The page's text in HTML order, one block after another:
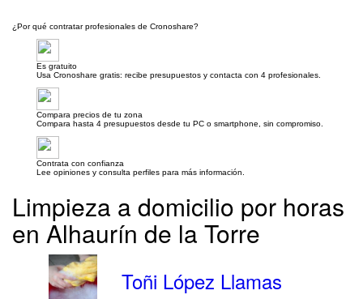
¿Por qué contratar profesionales de Cronoshare?
Es gratuito
Usa Cronoshare gratis: recibe presupuestos y contacta con 4 profesionales.
Compara precios de tu zona
Compara hasta 4 presupuestos desde tu PC o smartphone, sin compromiso.
Contrata con confianza
Lee opiniones y consulta perfiles para más información.
Limpieza a domicilio por horas
en Alhaurín de la Torre
Toñi López Llamas